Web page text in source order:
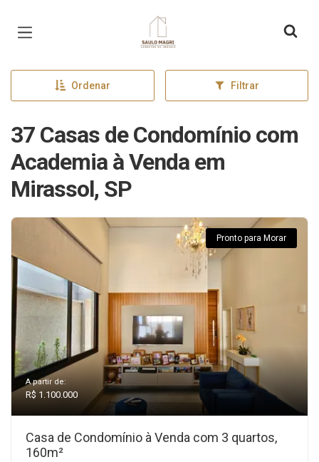
Página inicial
Ordenar Filtrar
37 Casas de Condomínio com
Academia à Venda em
Mirassol, SP
Pronto para Morar
A partir de:
R$ 1.100.000
Casa de Condomínio à Venda com 3 quartos,
160m²